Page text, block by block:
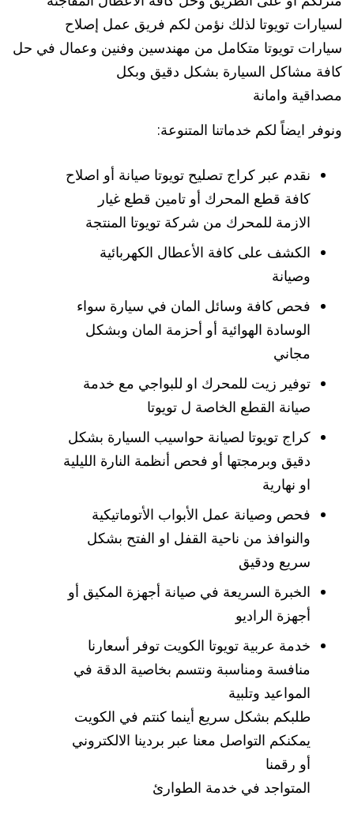
لسيارات تويوتا لذلك نؤمن لكم فريق عمل إصلاح
سيارات تويوتا متكامل من مهندسين وفنين وعمال في حل
كافة مشاكل السيارة بشكل دقيق وبكل
مصداقية وامانة
ونوفر ايضاً لكم خدماتنا المتنوعة:
نقدم عبر كراج تصليح تويوتا صيانة أو اصلاح
كافة قطع المحرك أو تامين قطع غيار
الازمة للمحرك من شركة تويوتا المنتجة
الكشف على كافة الأعطال الكهربائية
وصيانة
فحص كافة وسائل المان في سيارة سواء
الوسادة الهوائية أو أحزمة المان وبشكل
مجاني
توفير زيت للمحرك او للبواجي مع خدمة
صيانة القطع الخاصة ل تويوتا
كراج تويوتا لصيانة حواسيب السيارة بشكل
دقيق وبرمجتها أو فحص أنظمة النارة الليلية
او نهارية
فحص وصيانة عمل الأبواب الأتوماتيكية
والنوافذ من ناحية القفل او الفتح بشكل
سريع ودقيق
الخبرة السريعة في صيانة أجهزة المكيق أو
أجهزة الراديو
خدمة عربية تويوتا الكويت توفر أسعارنا
منافسة ومناسبة ونتسم بخاصية الدقة في
المواعيد وتلبية
طلبكم بشكل سريع أينما كنتم في الكويت
يمكنكم التواصل معنا عبر بردينا الالكتروني
أو رقمنا
المتواجد في خدمة الطوارئ